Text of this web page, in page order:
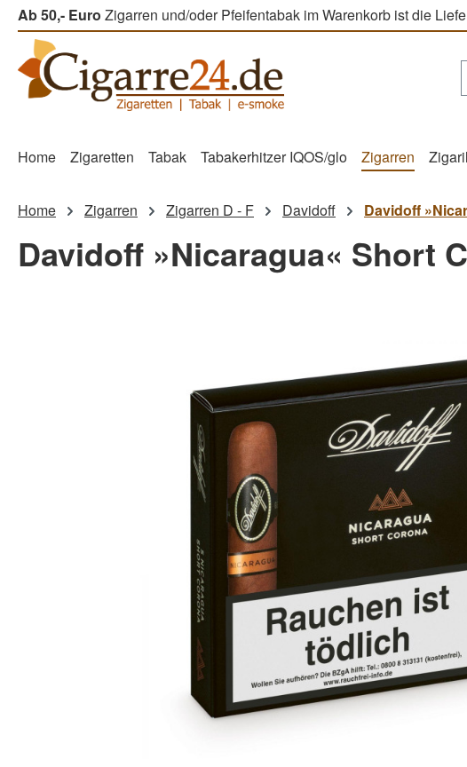
Hauptinhalt springen
Zur Suche springen
Zur Hauptnavigation springen
Ab 50,- Euro Zigarren und/oder Pfeifentabak im Warenkorb ist die
Home Zigaretten Tabak Tabakerhitzer IQOS/glo Zigarren
Home Zigarren Zigarren D - F Davidoff Davidoff
Davidoff »Nicaragua« Short